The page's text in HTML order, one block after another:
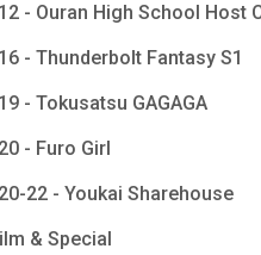
- Ouran High School Host
- Thunderbolt Fantasy S1
- Tokusatsu GAGAGA
- Furo Girl
22 - Youkai Sharehouse
& Special